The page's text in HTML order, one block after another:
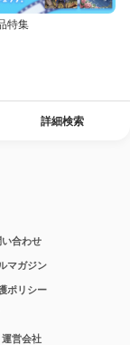
特集
詳細検索
合わせ
マガジン
ポリシー
運営会社